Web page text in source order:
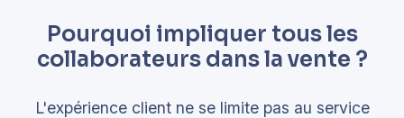
Pourquoi impliquer tous les
collaborateurs dans la vente ?
L'expérience client ne se limite pas au service